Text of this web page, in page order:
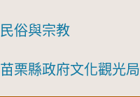
民俗與宗教
苗栗縣政府文化觀光局